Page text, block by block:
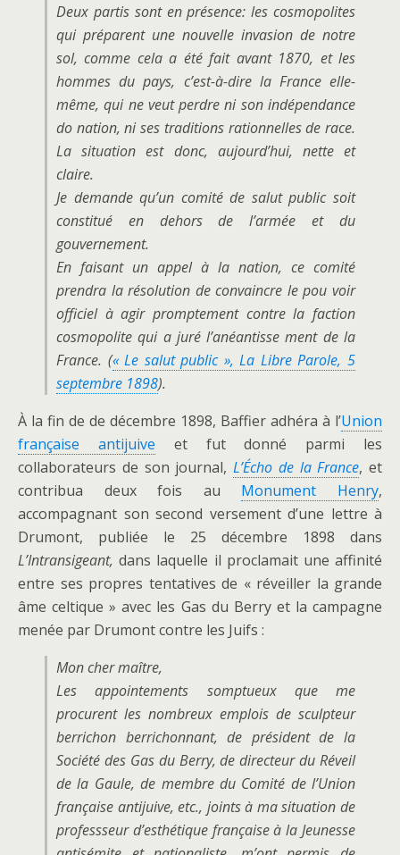
Deux partis sont en présence: les cosmopolites
qui préparent une nouvelle invasion de notre
sol, comme cela a été fait avant 1870, et les
hommes du pays, c’est-à-dire la France elle-
même, qui ne veut perdre ni son indépendance
do nation, ni ses traditions rationnelles de race.
La situation est donc, aujourd’hui, nette et
claire.
Je demande qu’un comité de salut public soit
constitué en dehors de l’armée et du
gouvernement.
En faisant un appel à la nation, ce comité
prendra la résolution de convaincre le pou voir
officiel à agir promptement contre la faction
cosmopolite qui a juré l’anéantisse ment de la
France. (« Le salut public », La Libre Parole, 5
septembre 1898).
À la fin de de décembre 1898, Baffier adhéra à l’Union
française antijuive et fut donné parmi les
collaborateurs de son journal, L’Écho de la France, et
contribua deux fois au Monument Henry,
accompagnant son second versement d’une lettre à
Drumont, publiée le 25 décembre 1898 dans
L’Intransigeant,dans laquelle il proclamait une affinité
entre ses propres tentatives de « réveiller la grande
âme celtique » avec les Gas du Berry et la campagne
menée par Drumont contre les Juifs :
Mon cher maître,
Les appointements somptueux que me
procurent les nombreux emplois de sculpteur
berrichon berrichonnant, de président de la
Société des Gas du Berry, de directeur du Réveil
de la Gaule, de membre du Comité de l’Union
française antijuive, etc., joints à ma situation de
professseur d’esthétique française à la Jeunesse